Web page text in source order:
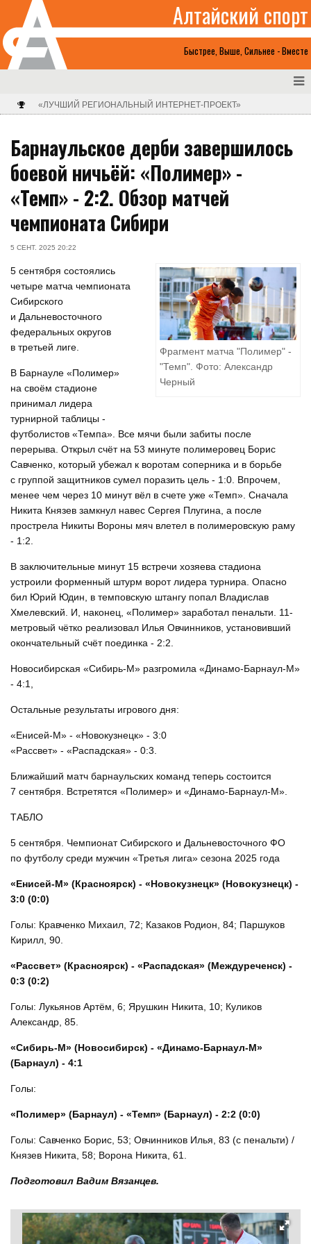
Быстрее, Выше, Сильнее - Вместе
Алтайский спорт
«ЛУЧШИЙ РЕГИОНАЛЬНЫЙ ИНТЕРНЕТ-ПРОЕКТ»
Барнаульское дерби завершилось
боевой ничьёй: «Полимер» -
«Темп» - 2:2. Обзор матчей
чемпионата Сибири
5 СЕНТ. 2025 20:22
Фрагмент матча "Полимер" -
"Темп". Фото: Александр
Черный
5 сентября состоялись
четыре матча чемпионата
Сибирского
и Дальневосточного
федеральных округов
в третьей лиге.
В Барнауле «Полимер»
на своём стадионе
принимал лидера
турнирной таблицы -
футболистов «Темпа». Все мячи были забиты после
перерыва. Открыл счёт на 53 минуте полимеровец Борис
Савченко, который убежал к воротам соперника и в борьбе
с группой защитников сумел поразить цель - 1:0. Впрочем,
менее чем через 10 минут вёл в счете уже «Темп». Сначала
Никита Князев замкнул навес Сергея Плугина, а после
прострела Никиты Вороны мяч влетел в полимеровскую раму
- 1:2.
В заключительные минут 15 встречи хозяева стадиона
устроили форменный штурм ворот лидера турнира. Опасно
бил Юрий Юдин, в темповскую штангу попал Владислав
Хмелевский. И, наконец, «Полимер» заработал пенальти. 11-
метровый чётко реализовал Илья Овчинников, установивший
окончательный счёт поединка - 2:2.
Новосибирская «Сибирь-М» разгромила «Динамо-Барнаул-М»
- 4:1,
Остальные результаты игрового дня:
«Енисей-М» - «Новокузнецк» - 3:0
«Рассвет» - «Распадская» - 0:3.
Ближайший матч барнаульских команд теперь состоится
7 сентября. Встретятся «Полимер» и «Динамо-Барнаул-М».
ТАБЛО
5 сентября. Чемпионат Сибирского и Дальневосточного ФО
по футболу среди мужчин «Третья лига» сезона 2025 года
«Енисей-М» (Красноярск) - «Новокузнецк» (Новокузнецк) -
3:0 (0:0)
Голы: Кравченко Михаил, 72; Казаков Родион, 84; Паршуков
Кирилл, 90.
«Рассвет» (Красноярск) - «Распадская» (Междуреченск) -
0:3 (0:2)
Голы: Лукьянов Артём, 6; Ярушкин Никита, 10; Куликов
Александр, 85.
«Сибирь-М» (Новосибирск) - «Динамо-Барнаул-М»
(Барнаул) - 4:1
Голы:
«Полимер» (Барнаул) - «Темп» (Барнаул) - 2:2 (0:0)
Голы: Савченко Борис, 53; Овчинников Илья, 83 (с пенальти) /
Князев Никита, 58; Ворона Никита, 61.
Подготовил Вадим Вязанцев.